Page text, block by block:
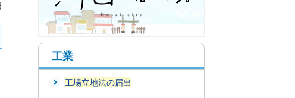
工業
工場立地法の届出